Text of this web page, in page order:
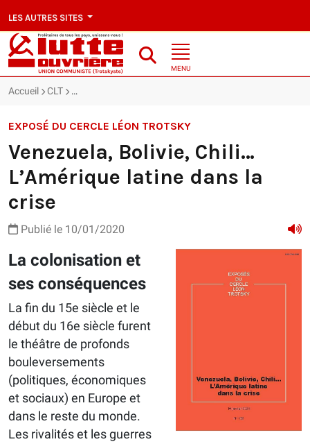
LES AUTRES SITES
MENU
Accueil CLT Venezuela, Bolivie, Chili… L’Amérique latine dans la crise
EXPOSÉ DU CERCLE LÉON TROTSKY
Venezuela, Bolivie, Chili…
L’Amérique latine dans la
crise
Publié le 10/01/2020
La colonisation et
ses conséquences
La fin du 15e siècle et le
début du 16e siècle furent
le théâtre de profonds
bouleversements
(politiques, économiques
et sociaux) en Europe et
dans le reste du monde.
Les rivalités et les guerres